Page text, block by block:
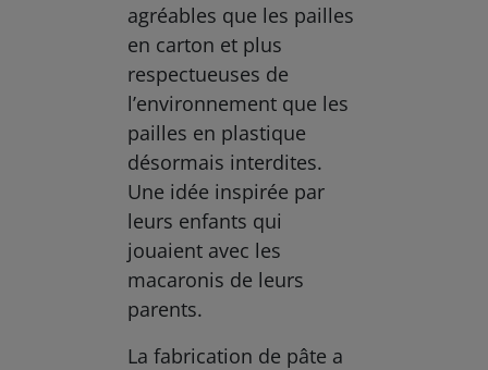
agréables que les pailles
en carton et plus
respectueuses de
l’environnement que les
pailles en plastique
désormais interdites.
Une idée inspirée par
leurs enfants qui
jouaient avec les
macaronis de leurs
parents.
La fabrication de pâte a